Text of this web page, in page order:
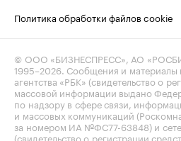
Политика обработки файлов cookie
© ООО «БИЗНЕСПРЕСС», АО
1995–2026. Сообщения и
агентства «РБК» (свидетельство о
массовой информации выдано
по надзору в сфере связи,
и массовых коммуникаций
за номером ИА №ФС77-63848) и
(свидетельство о регистрации